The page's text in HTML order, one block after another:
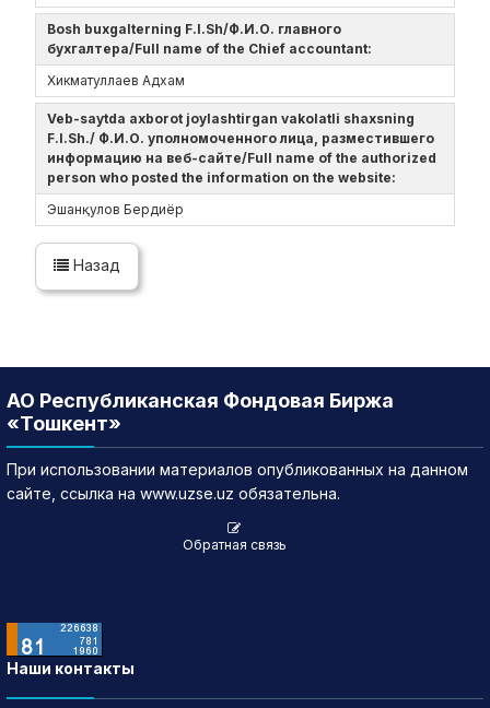
Bosh buxgalterning F.I.Sh/Ф.И.О. главного
бухгалтера/Full name of the Chief accountant:
Хикматуллаев Адхам
Veb-saytda axborot joylashtirgan vakolatli shaxsning
F.I.Sh./ Ф.И.О. уполномоченного лица, разместившего
информацию на веб-сайте/Full name of the authorized
person who posted the information on the website:
Эшанқулов Бердиёр
Назад
АО Республиканская Фондовая Биржа
«Тошкент»
При использовании материалов опубликованных на данном
сайте, ссылка на www.uzse.uz обязательна.
Обратная связь
Наши контакты